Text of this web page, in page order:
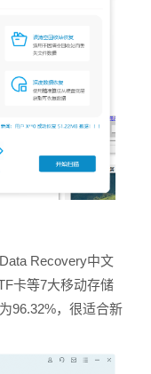
Recovery中文
卡等7大移动存储
96.32%，很适合新